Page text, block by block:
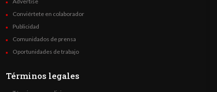
Conviértete en colaborador
Publicidad
Comunidados de prensa
Oportunidades de trabajo
Términos legales